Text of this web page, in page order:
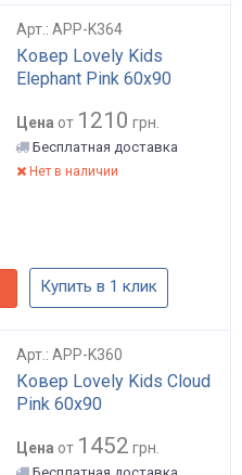
Арт.: APP-K364
Ковер Lovely Kids
Elephant Pink 60x90
Цена от 1210 грн.
Бесплатная доставка
Нет в наличии
Купить в 1 клик
Арт.: APP-K360
Ковер Lovely Kids Cloud
Pink 60x90
Цена от 1452 грн.